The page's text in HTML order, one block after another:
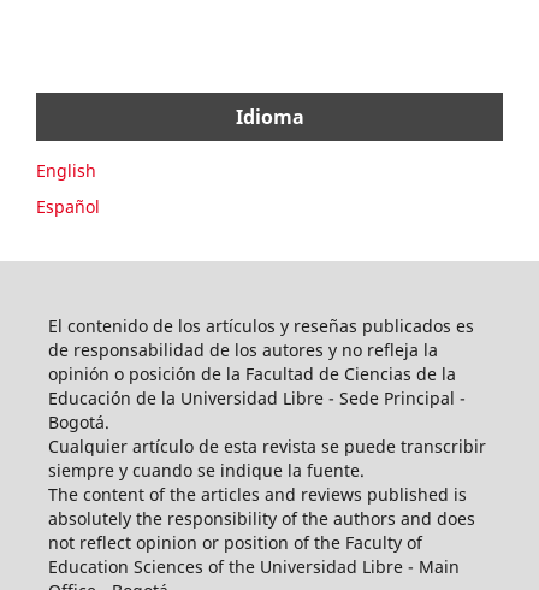
Idioma
English
Español
El contenido de los artículos y reseñas publicados es
de responsabilidad de los autores y no refleja la
opinión o posición de la Facultad de Ciencias de la
Educación de la Universidad Libre - Sede Principal -
Bogotá.
Cualquier artículo de esta revista se puede transcribir
siempre y cuando se indique la fuente.
The content of the articles and reviews published is
absolutely the responsibility of the authors and does
not reflect opinion or position of the Faculty of
Education Sciences of the Universidad Libre - Main